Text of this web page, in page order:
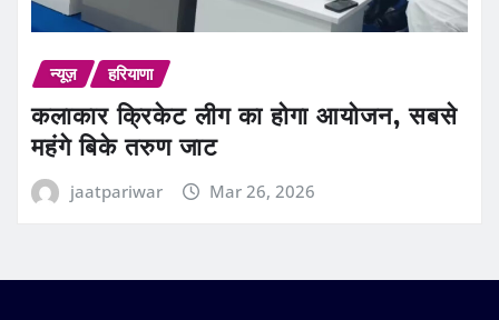
न्यूज़ हरियाणा
कलाकार क्रिकेट लीग का होगा आयोजन, सबसे
महंगे बिके तरुण जाट
jaatpariwar Mar 26, 2026